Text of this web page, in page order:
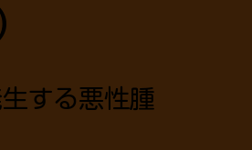
する悪性腫